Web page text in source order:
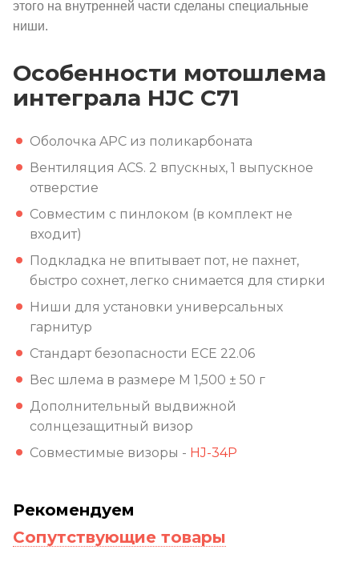
этого на внутренней части сделаны специальные
ниши.
Особенности мотошлема
интеграла HJC C71
Оболочка APC из поликарбоната
Вентиляция ACS. 2 впускных, 1 выпускное
отверстие
Совместим с пинлоком (в комплект не
входит)
Подкладка не впитывает пот, не пахнет,
быстро сохнет, легко снимается для стирки
Ниши для установки универсальных
гарнитур
Стандарт безопасности ECE 22.06
Вес шлема в размере M 1,500 ± 50 г
Дополнительный выдвижной
солнцезащитный визор
Совместимые визоры - HJ-34P
Рекомендуем
Сопутствующие товары